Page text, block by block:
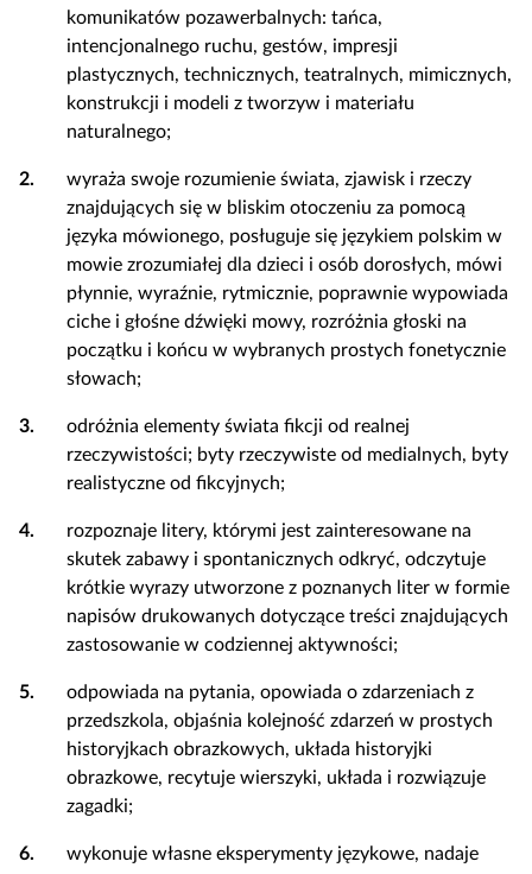
komunikatów pozawerbalnych: tańca,
intencjonalnego ruchu, gestów, impresji
plastycznych, technicznych, teatralnych, mimicznych,
konstrukcji i modeli z tworzyw i materiału
naturalnego;
2.
wyraża swoje rozumienie świata, zjawisk i rzeczy
znajdujących się w bliskim otoczeniu za pomocą
języka mówionego, posługuje się językiem polskim w
mowie zrozumiałej dla dzieci i osób dorosłych, mówi
płynnie, wyraźnie, rytmicznie, poprawnie wypowiada
ciche i głośne dźwięki mowy, rozróżnia głoski na
początku i końcu w wybranych prostych fonetycznie
słowach;
3.
odróżnia elementy świata fikcji od realnej
rzeczywistości; byty rzeczywiste od medialnych, byty
realistyczne od fikcyjnych;
4.
rozpoznaje litery, którymi jest zainteresowane na
skutek zabawy i spontanicznych odkryć, odczytuje
krótkie wyrazy utworzone z poznanych liter w formie
napisów drukowanych dotyczące treści znajdujących
zastosowanie w codziennej aktywności;
5.
odpowiada na pytania, opowiada o zdarzeniach z
przedszkola, objaśnia kolejność zdarzeń w prostych
historyjkach obrazkowych, układa historyjki
obrazkowe, recytuje wierszyki, układa i rozwiązuje
zagadki;
6.
wykonuje własne eksperymenty językowe, nadaje